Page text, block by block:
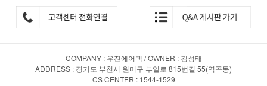
COMPANY : 우진에어텍 / OWNER : 김성태
ADDRESS : 경기도 부천시 원미구 부일로 815번길 55(역곡동)
CS CENTER : 1544-1529